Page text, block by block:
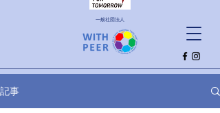
一般社団法人
記事